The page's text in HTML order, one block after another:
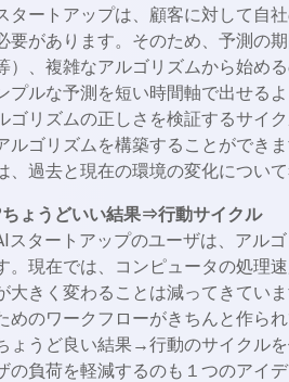
タートアップは、顧客に対して自
要があります。そのため、予測の
）、複雑なアルゴリズムから始め
プルな予測を短い時間軸で出せる
ゴリズムの正しさを検証するサイ
ルゴリズムを構築することができ
、過去と現在の環境の変化につい
ちょうどいい結果⇒行動サイクル
スタートアップのユーザは、アル
。現在では、コンピュータの処理
大きく変わることは減ってきてい
めのワークフローがきちんと作ら
ょうど良い結果→行動のサイクル
の負荷を軽減するのも１つのアイデ